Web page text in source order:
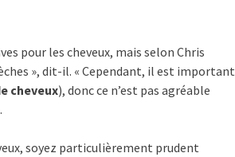
pour les cheveux, mais selon Chris
», dit-il. « Cependant, il est important
cheveux), donc ce n’est pas agréable
soyez particulièrement prudent